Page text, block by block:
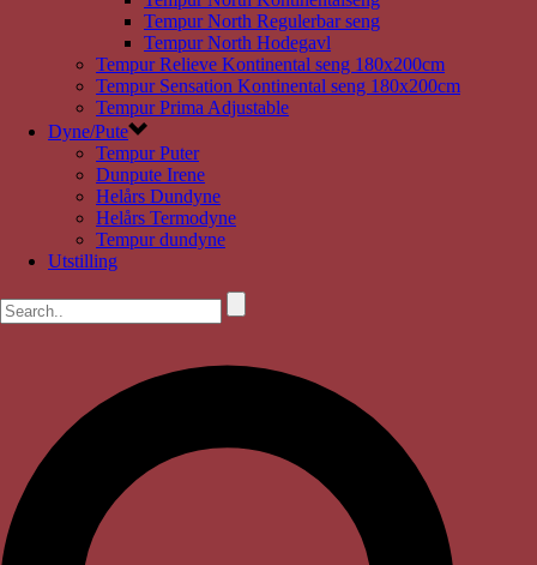
Tempur North Regulerbar seng
Tempur North Hodegavl
Tempur Relieve Kontinental seng 180x200cm
Tempur Sensation Kontinental seng 180x200cm
Tempur Prima Adjustable
Dyne/Pute
Tempur Puter
Dunpute Irene
Helårs Dundyne
Helårs Termodyne
Tempur dundyne
Utstilling